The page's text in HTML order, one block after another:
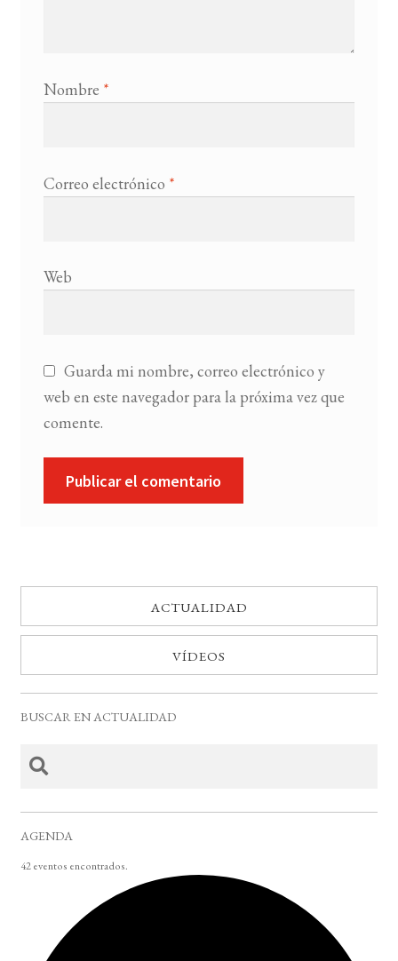
Nombre *
Correo electrónico *
Web
Guarda mi nombre, correo electrónico y
web en este navegador para la próxima vez que
comente.
ACTUALIDAD
VÍDEOS
BUSCAR EN ACTUALIDAD
AGENDA
42 eventos encontrados.